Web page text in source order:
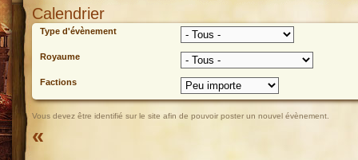
Calendrier
Type d'évènement
Royaume
Factions
Vous devez être identifié sur le site afin de pouvoir poster un nouvel évènement.
«